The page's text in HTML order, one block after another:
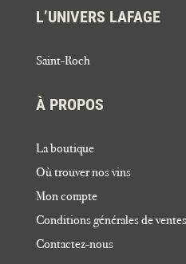
L’UNIVERS LAFAGE
Saint-Roch
À PROPOS
La boutique
Où trouver nos vins
Mon compte
Conditions générales de ventes
Contactez-nous